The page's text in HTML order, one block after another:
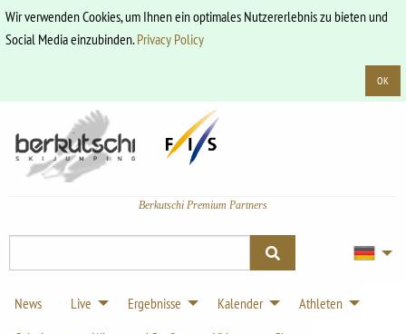
Wir verwenden Cookies, um Ihnen ein optimales Nutzererlebnis zu bieten und
Social Media einzubinden.Privacy Policy
OK
Berkutschi Premium Partners
News Live Ergebnisse Kalender
Athleten